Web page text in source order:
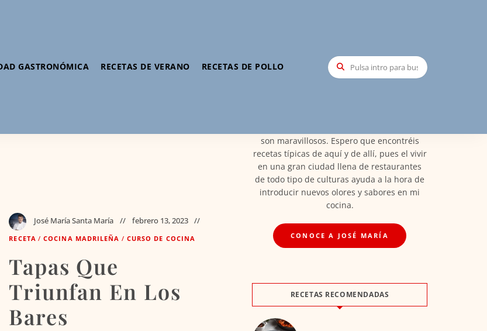
GASTRONÓMICA RECETAS DE VERANO RECETAS DE POLLO
José María Santa María febrero 13, 2023
RECETA / COCINA MADRILEÑA / CURSO DE COCINA
Tapas Que
Triunfan En Los
Bares
Hola, soy José María
Mi nombre es José María Santa María,
son maravillosos. Espero que encontréis
recetas típicas de aquí y de allí, pues el vivir
en una gran ciudad llena de restaurantes
de todo tipo de culturas ayuda a la hora de
introducir nuevos olores y sabores en mi
cocina.
CONOCE A JOSÉ MARÍA
RECETAS RECOMENDADAS